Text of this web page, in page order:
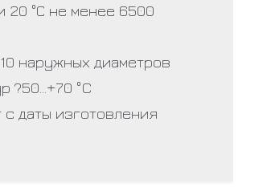
20 °С не менее 6500
наружных диаметров
?50…+70 °C
даты изготовления